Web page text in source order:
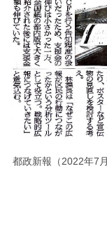
都政新報（2022年7